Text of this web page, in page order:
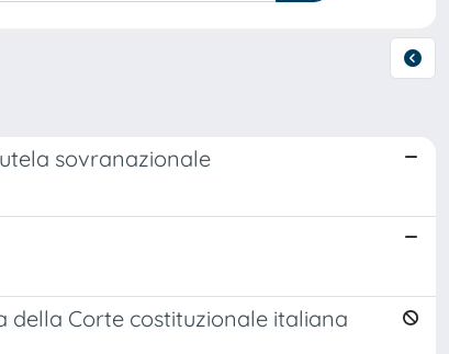
sovranazionale
della Corte costituzionale italiana